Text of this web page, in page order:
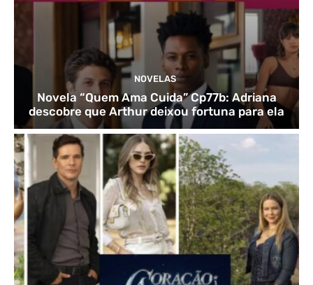
NOVELAS
Novela “Quem Ama Cuida” Cp77b: Adriana
descobre que Arthur deixou fortuna para ela